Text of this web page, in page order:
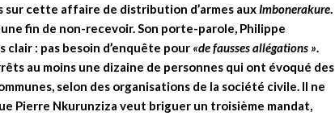
sur cette affaire de distribution d’armes aux Imbonerakure
fin de non-recevoir. Son porte-parole, Philippe
: pas besoin d’enquête pour «de fausses allégations »
au moins une dizaine de personnes qui ont évoqué des
selon des organisations de la société civile. Il ne
Pierre Nkurunziza veut briguer un troisième mandat,